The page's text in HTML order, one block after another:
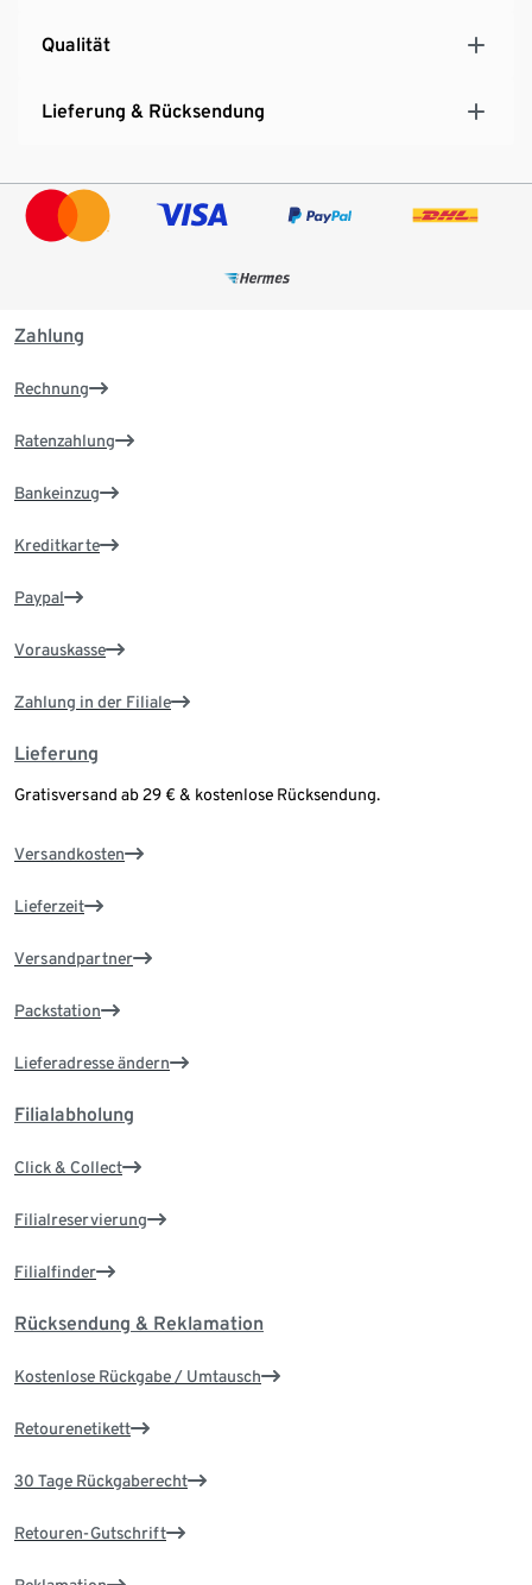
Qualität
Lieferung & Rücksendung
Zahlung
Rechnung
Ratenzahlung
Bankeinzug
Kreditkarte
Paypal
Vorauskasse
Zahlung in der Filiale
Lieferung
Gratisversand ab 29 € & kostenlose Rücksendung.
Versandkosten
Lieferzeit
Versandpartner
Packstation
Lieferadresse ändern
Filialabholung
Click & Collect
Filialreservierung
Filialfinder
Rücksendung & Reklamation
Kostenlose Rückgabe / Umtausch
Retourenetikett
30 Tage Rückgaberecht
Retouren-Gutschrift